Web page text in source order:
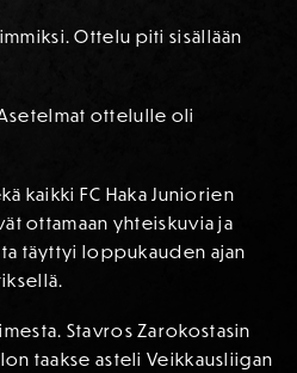
Ottelu piti sisällään
Asetelmat ottelulle oli
kaikki FC Haka Juniorien
ottamaan yhteiskuvia ja
täyttyi loppukauden ajan
Stavros Zarokostasin
taakse asteli Veikkausliigan